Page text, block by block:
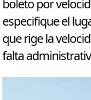
boleto por
especifique el
que rige la
falta